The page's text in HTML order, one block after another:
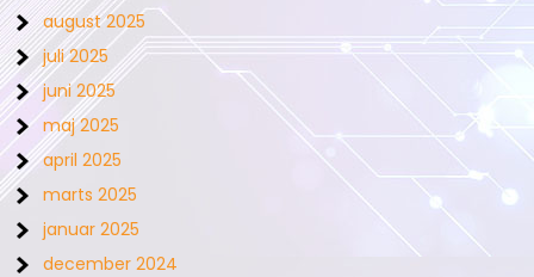
august 2025
juli 2025
juni 2025
maj 2025
april 2025
marts 2025
januar 2025
december 2024